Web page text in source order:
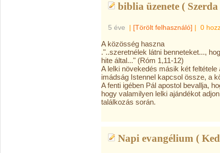
biblia üzenete ( Szerda
5 éve | [Törölt felhasználó] | 0
A közösség haszna
."..szeretnélek látni benneteket...,
hite által..." (Róm 1,11-12)
A lelki növekedés másik két
imádság Istennel kapcsol össze, a
A fenti igében Pál apostol bevallja,
hogy valamilyen lelki ajándékot
találkozás során.
Napi evangélium (